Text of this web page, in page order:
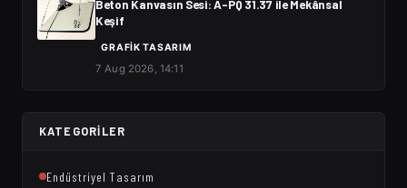
Beton Kanvasın Sesi: A-PQ 31.37 ile Mekânsal
Keşif
GRAFIK TASARIM
7 Aug 2026, 14:11
KATEGORILER
Endüstriyel Tasarım